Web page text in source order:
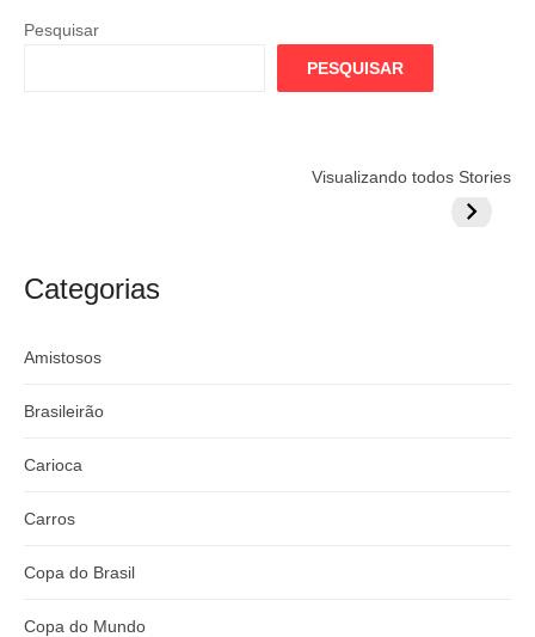
Pesquisar
PESQUISAR
Visualizando todos Stories
argentino
do
Categorias
Amistosos
Brasileirão
Carioca
Carros
Copa do Brasil
Copa do Mundo